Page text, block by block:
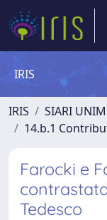
IRIS
IRIS SIARI
14.b.1
Farocki e
Tedesco